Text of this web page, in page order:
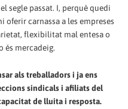
segle passat. I, perquè quedi
oferir carnassa a les empreses
flexibilitat mal entesa o
és mercadeig.
als treballadors i ja ens
sindicals i afiliats del
de lluita i resposta.